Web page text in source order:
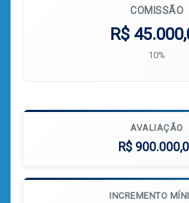
COMISSÃO
R$
10%
AVALIAÇÃO
R$
INCREMENTO